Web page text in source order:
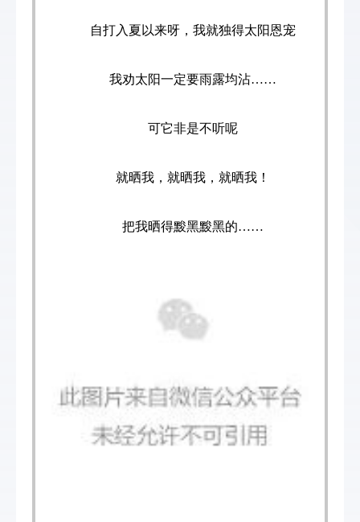
自打入夏以来呀， 我就独得太阳恩宠
我劝太阳一定要雨露均沾……
可它非是不听呢
就晒我，就晒我，就晒我！
把我晒得黢黑黢黑的……